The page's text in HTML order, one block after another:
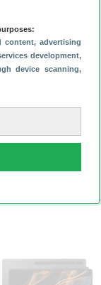
content, advertising
development,
device scanning,
batterij echter
dan de
deal te